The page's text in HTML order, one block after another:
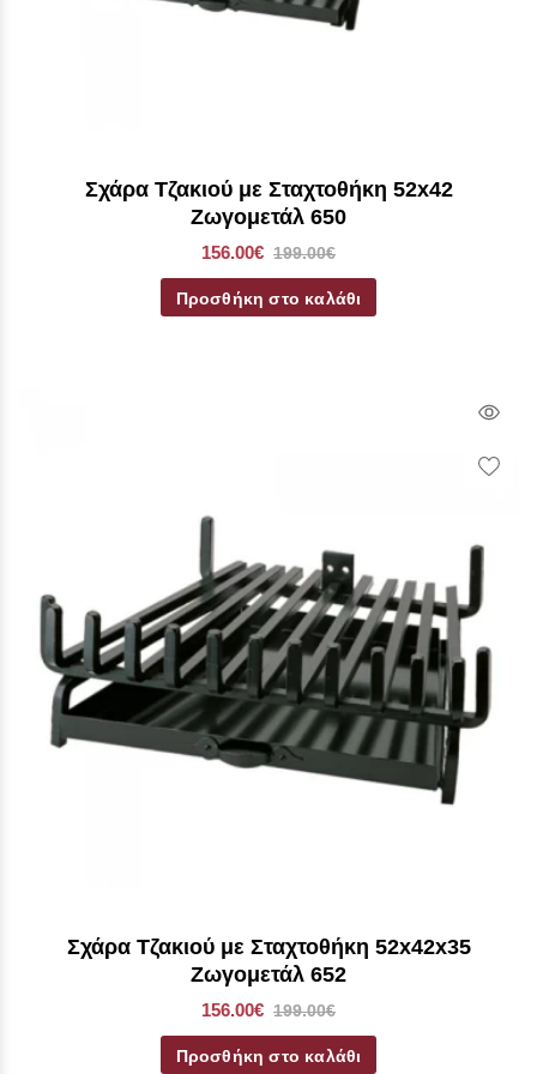
Σχάρα Τζακιού με Σταχτοθήκη 52x42
Ζωγομετάλ 650
156.00€ 199.00€
Προσθήκη στο καλάθι
Σχάρα Τζακιού με Σταχτοθήκη 52x42x35
Ζωγομετάλ 652
156.00€ 199.00€
Προσθήκη στο καλάθι